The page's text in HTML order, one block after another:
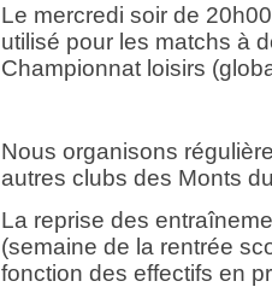
Le mercredi soir de
utilisé pour les matchs à
Championnat loisirs
Nous organisons
autres clubs des Monts
La reprise des
(semaine de la rentrée
fonction des effectifs en